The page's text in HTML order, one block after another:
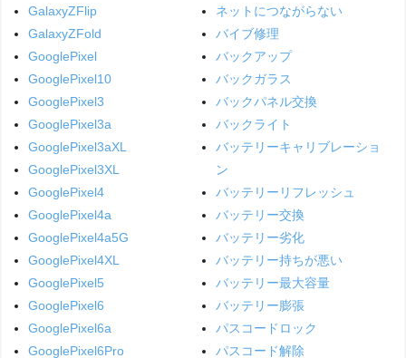
GalaxyZFlip
GalaxyZFold
GooglePixel
GooglePixel10
GooglePixel3
GooglePixel3a
GooglePixel3aXL
GooglePixel3XL
GooglePixel4
GooglePixel4a
GooglePixel4a5G
GooglePixel4XL
GooglePixel5
GooglePixel6
GooglePixel6a
GooglePixel6Pro
ネットにつながらない
バイブ修理
バックアップ
バックガラス
バックパネル交換
バックライト
バッテリーキャリブレーショ
ン
バッテリーリフレッシュ
バッテリー交換
バッテリー劣化
バッテリー持ちが悪い
バッテリー最大容量
バッテリー膨張
パスコードロック
パスコード解除